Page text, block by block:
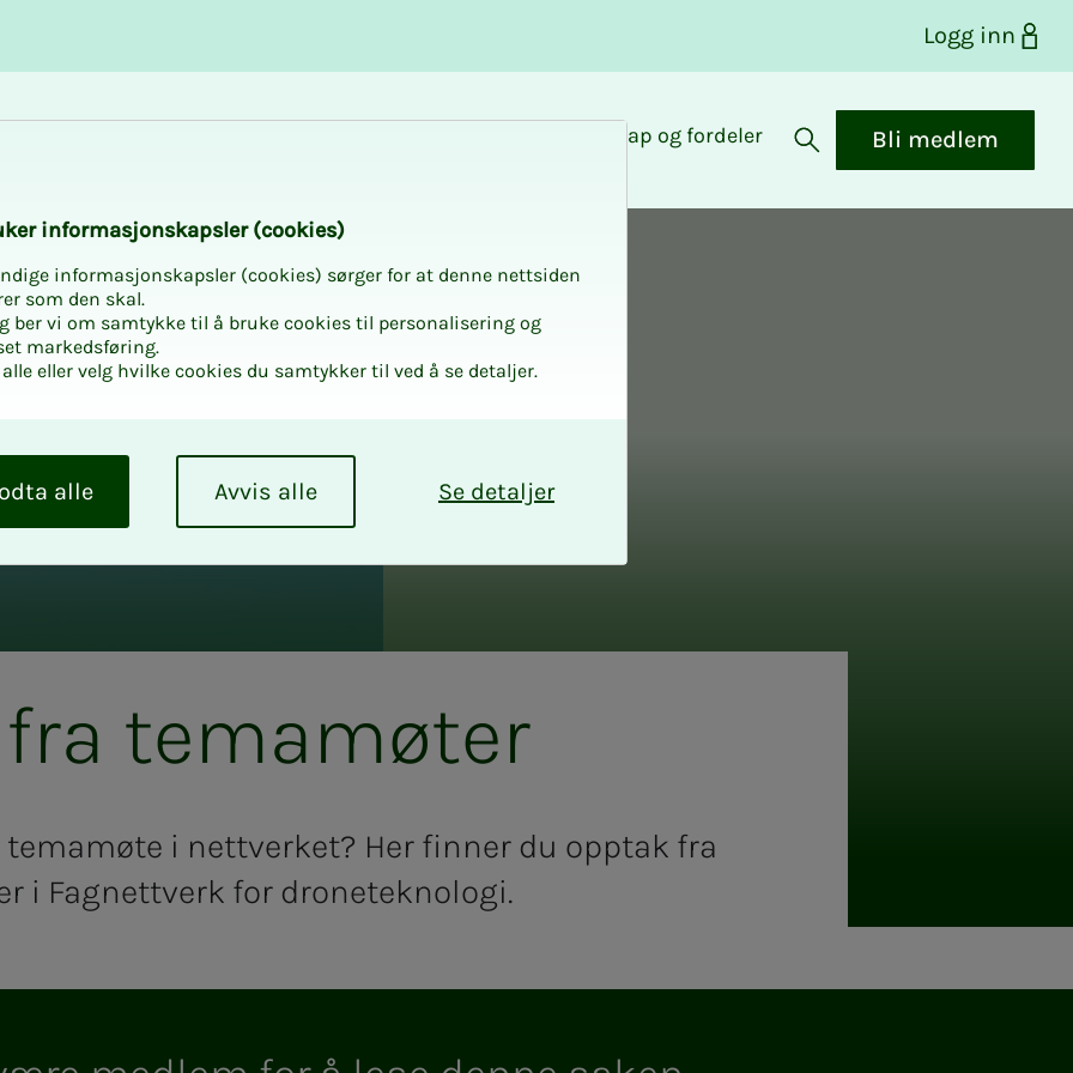
Logg inn
Medlemskap og fordeler
Åpne søk
Bli medlem
te­­ma­­­mø­­­ter
i nettverket? Her finner du opptak fra
i Fagnettverk for droneteknologi.
in­­­for­­­ma­­­sjons­­­kaps­­­­­ler (cookies)
informasjonskapsler (cookies) sørger for at denne nettsiden
som den skal.
ber vi om samtykke til å bruke cookies til personalisering og
markedsføring.
eller velg hvilke cookies du samtykker til ved å se detaljer.
Se detaljer
Avvis alle
alle